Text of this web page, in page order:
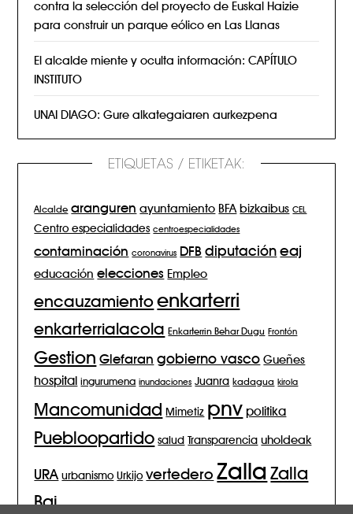
contra la selección del proyecto de Euskal Haizie
para construir un parque eólico en Las Llanas
El alcalde miente y oculta información: CAPÍTULO
INSTITUTO
UNAI DIAGO: Gure alkategaiaren aurkezpena
ETIQUETAS / ETIKETAK:
Alcalde aranguren ayuntamiento BFA bizkaibus CEL
Centro especialidades centroespecialidades
contaminación coronavirus DFB diputación eaj
educación elecciones Empleo
encauzamiento enkarterri
enkarterrialacola Enkarterrin Behar Dugu Frontón
Gestion Glefaran gobierno vasco Gueñes
hospital ingurumena inundaciones Juanra kadagua kirola
Mancomunidad Mimetiz pnv politika
Puebloopartido salud Transparencia uholdeak
URA urbanismo Urkijo vertedero Zalla Zalla
Bai